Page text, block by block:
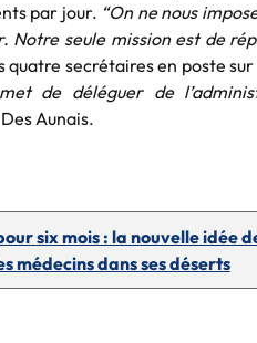
par jour. “On ne nous
seule mission est de
secrétaires en poste
de déléguer de
Aunais.
six mois : la nouvelle idée
médecins dans ses déserts